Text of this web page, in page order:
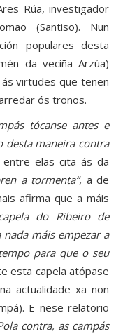
Rúa, investigador
(Santiso). Nun
populares desta
da veciña Arzúa)
virtudes que teñen
ós tronos.
tócanse antes e
desta maneira contra
elas cita ás da
a tormenta”, a de
afirma que a máis
do Ribeiro de
máis empezar a
para que o seu
esta capela atópase
actualidade xa non
E nese relatorio
contra, as campás